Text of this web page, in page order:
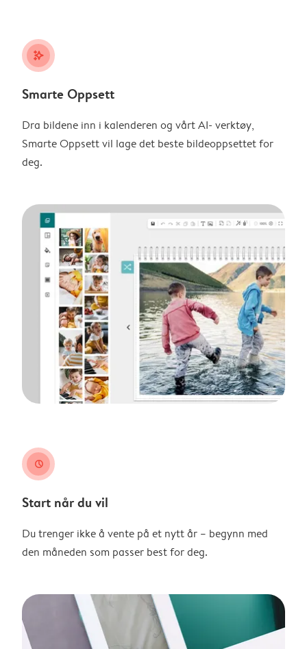
stars_plus
Smarte Oppsett
Dra bildene inn i kalenderen og vårt AI- verktøy,
Smarte Oppsett vil lage det beste bildeoppsettet for
deg.
clock
Start når du vil
Du trenger ikke å vente på et nytt år – begynn med
den måneden som passer best for deg.